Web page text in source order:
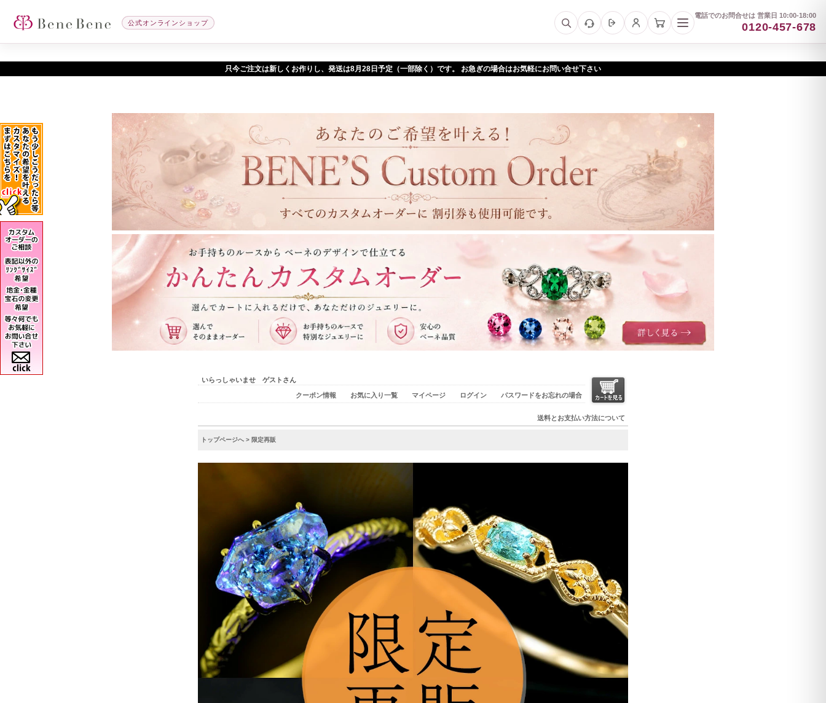
只今ご注文は新しくお作りし、発送は 予定（一部除く）です。 お急ぎの場合はお気軽にお問い合せ下さい
公式オンラインショップ
電話でのお問合せは 営業日 10:00-18:00
0120-457-678
いらっしゃいませ ゲストさん
クーポン情報 お気に入り一覧 マイページ ログイン パスワードをお忘れの場合
送料とお支払い方法について
トップページへ > 限定再販